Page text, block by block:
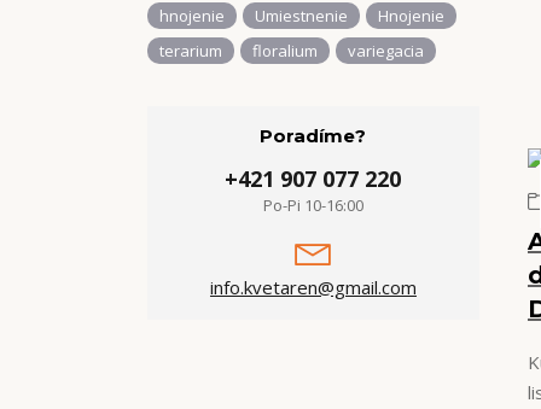
hnojenie
Umiestnenie
Hnojenie
terarium
floralium variegacia
Poradíme?
+421 907 077 220
Po-Pi 10-16:00
info.kvetaren@gmail.com